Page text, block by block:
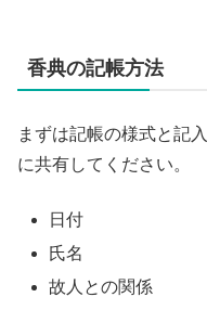
香典の記帳方法
まずは記帳の様式と記
に共有してください。
日付
氏名
故人との関係